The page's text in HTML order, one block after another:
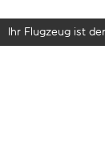
Ihr Flugzeug ist